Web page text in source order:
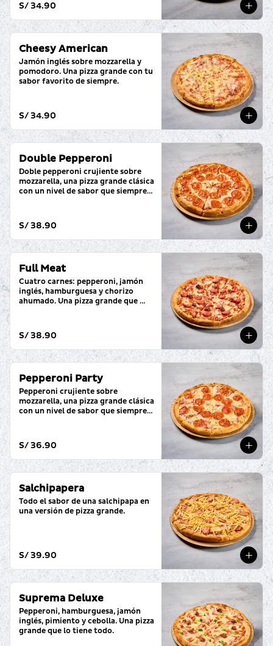
S/ 34.90
Cheesy American
Jamón inglés sobre mozzarella y
pomodoro. Una pizza grande con tu
sabor favorito de siempre.
S/ 34.90
Double Pepperoni
Doble pepperoni crujiente sobre
mozzarella, una pizza grande clásica
con un nivel de sabor que siempre
S/ 38.90
Full Meat
Cuatro carnes: pepperoni, jamón
inglés, hamburguesa y chorizo ​​
ahumado. Una pizza grande que
S/ 38.90
Pepperoni Party
Pepperoni crujiente sobre
mozzarella, una pizza grande clásica
con un nivel de sabor que siempre
S/ 36.90
Salchipapera
Todo el sabor de una salchipapa en
una versión de pizza grande.
S/ 39.90
Suprema Deluxe
Pepperoni, hamburguesa, jamón
inglés, pimiento y cebolla. Una pizza
grande que lo tiene todo.